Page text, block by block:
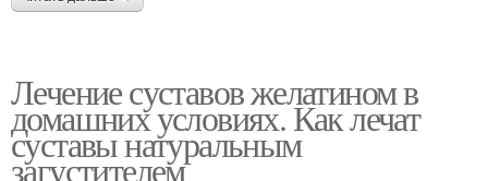
Лечение суставов желатином в
домашних условиях. Как лечат
суставы натуральным
загустителем